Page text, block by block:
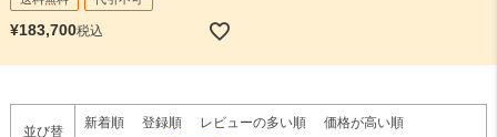
¥183,700税込
並び替
新着順 登録順 レビューの多い順 価格が高い順